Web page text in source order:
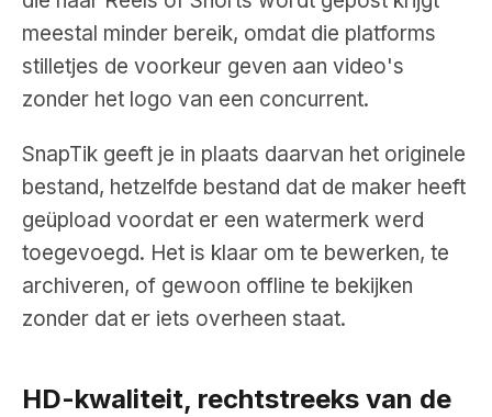
meestal minder bereik, omdat die platforms
stilletjes de voorkeur geven aan video's
zonder het logo van een concurrent.
SnapTik geeft je in plaats daarvan het originele
bestand, hetzelfde bestand dat de maker heeft
geüpload voordat er een watermerk werd
toegevoegd. Het is klaar om te bewerken, te
archiveren, of gewoon offline te bekijken
zonder dat er iets overheen staat.
HD-kwaliteit, rechtstreeks van de